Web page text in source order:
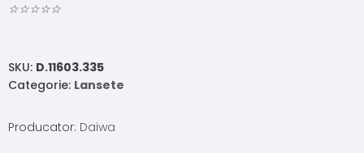
☆☆☆☆☆
SKU: D.11603.335
Categorie: Lansete
Producator: Daiwa